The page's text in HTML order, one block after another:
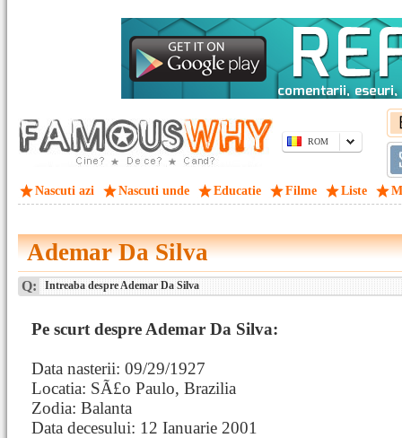
ROM
Nascuti azi Nascuti unde Educatie Filme Liste
Ademar Da Silva
Q: Intreaba despre Ademar Da Silva
Pe scurt despre Ademar Da Silva:
Data nasterii: 09/29/1927
Locatia: SÃ£o Paulo, Brazilia
Zodia: Balanta
Data decesului: 12 Ianuarie 2001